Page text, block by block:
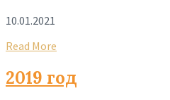
10.01.2021
Read More
2019 год